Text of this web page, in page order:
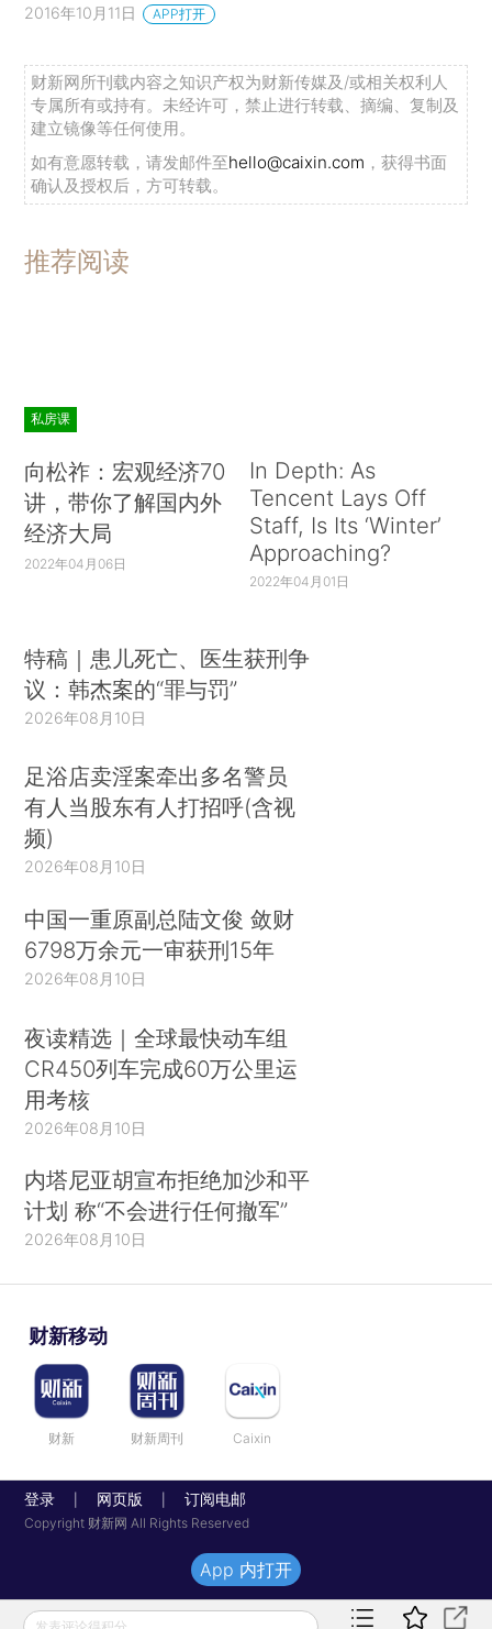
2016年10月11日 APP打开
财新网所刊载内容之知识产权为财新传媒及/或相关权利人
专属所有或持有。未经许可，禁止进行转载、摘编、复制及
建立镜像等任何使用。
如有意愿转载，请发邮件至hello@caixin.com ，获得书面
确认及授权后，方可转载。
推荐阅读
私房课
向松祚：宏观经济70
讲，带你了解国内外
经济大局
2022年04月06日
In Depth: As
Tencent Lays Off
Staff, Is Its ‘Winter’
Approaching?
2022年04月01日
特稿｜患儿死亡、医生获刑争
议：韩杰案的“罪与罚”
2026年08月10日
足浴店卖淫案牵出多名警员
有人当股东有人打招呼(含视
频)
2026年08月10日
中国一重原副总陆文俊 敛财
6798万余元一审获刑15年
2026年08月10日
夜读精选｜全球最快动车组
CR450列车完成60万公里运
用考核
2026年08月10日
内塔尼亚胡宣布拒绝加沙和平
计划 称“不会进行任何撤军”
2026年08月10日
财新移动
财新 财新周刊 Caixin
登录 网页版 订阅电邮
Copyright 财新网 All Rights Reserved
发表评论得积分
App 内打开